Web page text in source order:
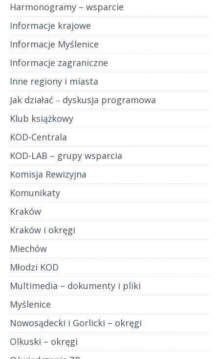
Harmonogramy – wsparcie
Informacje krajowe
Informacje Myślenice
Informacje zagraniczne
Inne regiony i miasta
Jak działać ‒ dyskusja programowa
Klub książkowy
KOD-Centrala
KOD-LAB – grupy wsparcia
Komisja Rewizyjna
Komunikaty
Kraków
Kraków i okręgi
Miechów
Młodzi KOD
Multimedia – dokumenty i pliki
Myślenice
Nowosądecki i Gorlicki – okręgi
Olkuski – okręgi